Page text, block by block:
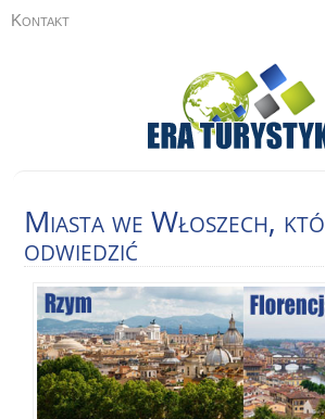
Kontakt
Miastawe Włoszech,
odwiedzić